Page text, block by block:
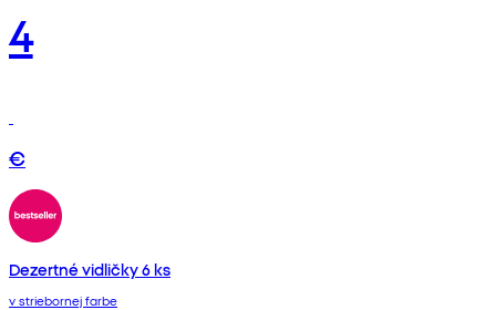
4
€
Dezertné vidličky 6 ks
v striebornej farbe